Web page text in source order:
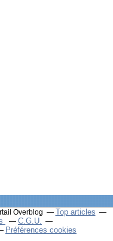
Overblog
Top articles
C.G.U.
Préférences cookies